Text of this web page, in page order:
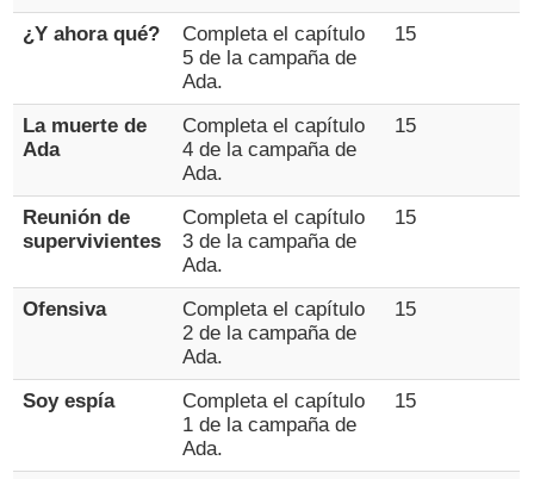
¿Y ahora qué?
Completa el capítulo
5 de la campaña de
Ada.
15
La muerte de
Ada
Completa el capítulo
4 de la campaña de
Ada.
15
Reunión de
supervivientes
Completa el capítulo
3 de la campaña de
Ada.
15
Ofensiva
Completa el capítulo
2 de la campaña de
Ada.
15
Soy espía
Completa el capítulo
1 de la campaña de
Ada.
15